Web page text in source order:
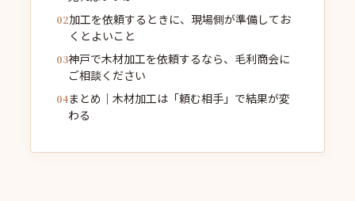
加工を依頼するときに、現場側が準備してお
くとよいこと
神戸で木材加工を依頼するなら、毛利商会に
ご相談ください
まとめ｜木材加工は「頼む相手」で結果が変
わる